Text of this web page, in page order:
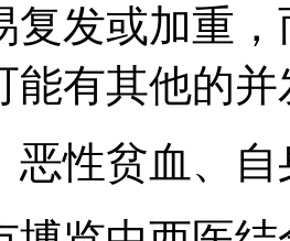
复发或加重
能有其他的
恶性贫血、